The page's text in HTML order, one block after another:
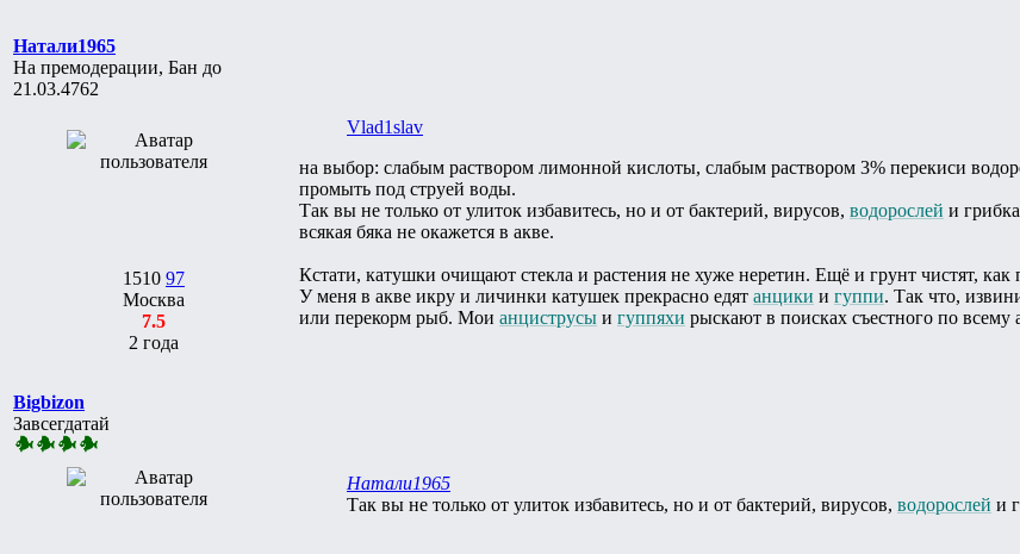
Натали1965
На премодерации, Бан до
21.03.4762
1510 97
Москва
7.5
2 года
Vlad1slav
на выбор: слабым раствором лимонной кислоты, слабым раствором 3% перекиси
промыть под струей воды.
Так вы не только от улиток избавитесь, но и от бактерий, вирусов, водорослей и
всякая бяка не окажется в акве.
Кстати, катушки очищают стекла и растения не хуже неретин. Ещё и грунт чистят, как
У меня в акве икру и личинки катушек прекрасно едят анцики и гуппи. Так что,
или перекорм рыб. Мои анциструсы и гуппяхи рыскают в поисках съестного по всему
Bigbizon
Завсегдатай
Натали1965
Так вы не только от улиток избавитесь, но и от бактерий, вирусов, водорослей и